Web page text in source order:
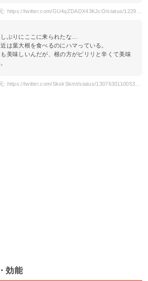
引用元: https://twitter.com/GU4qZDADX43KJcO/status/1229956687412379650?s=20
しぶりにここに来られたな…
は葉大根を食べるのにハマっている。
美味しいんだが、根の方がピリリと辛くて美味
引用元: https://twitter.com/SkskSkmt/status/1307630110053294081?s=20
効能